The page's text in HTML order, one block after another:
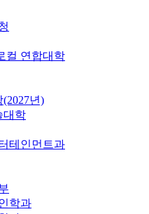
컬 연합대학
년)
대학
테인먼트과
학과